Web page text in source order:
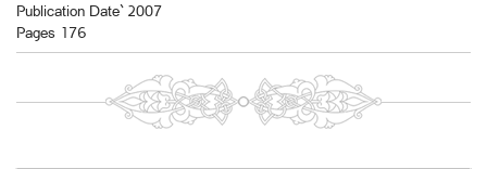
Publication Date` 2007
Pages 176